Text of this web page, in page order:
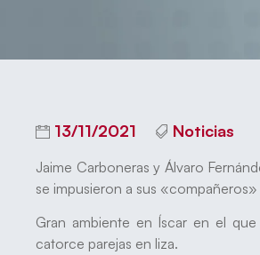
13/11/2021 Noticias
Jaime Carboneras y Álvaro
se impusieron a sus
Gran ambiente en Íscar en el
catorce parejas en liza.